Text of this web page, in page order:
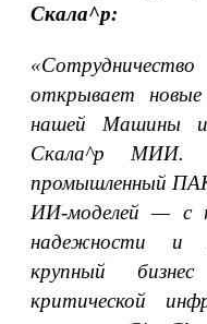
Скала^р:
открывает
нашей Машины
Скала^р МИИ.
промышленный ПАК
ИИ-моделей — с
надежности и
крупный
критической